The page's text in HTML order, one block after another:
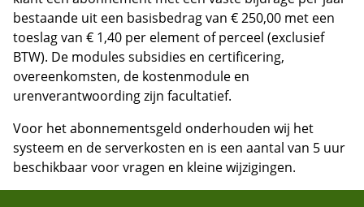
bestaande uit een basisbedrag van € 250,00 met een
toeslag van € 1,40 per element of perceel (exclusief
BTW). De modules subsidies en certificering,
overeenkomsten, de kostenmodule en
urenverantwoording zijn facultatief.
Voor het abonnementsgeld onderhouden wij het
systeem en de serverkosten en is een aantal van 5 uur
beschikbaar voor vragen en kleine wijzigingen.